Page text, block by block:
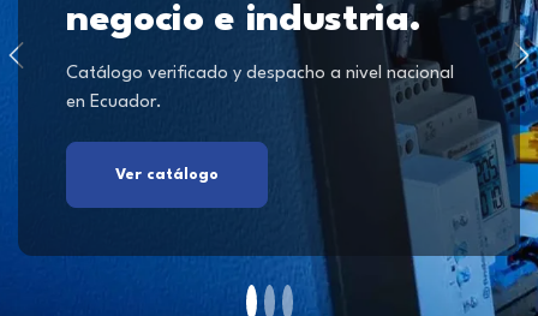
negocio e industria.
Catálogo verificado y despacho a nivel nacional
en Ecuador.
Ver catálogo